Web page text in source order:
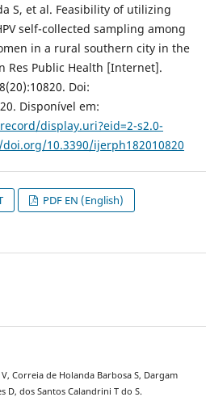
S, et al. Feasibility of utilizing
self-collected sampling among
in a rural southern city in the
Res Public Health [Internet].
Doi:
Disponível em:
display.uri?eid=2-s2.0-
10.3390/ijerph182010820
PDF EN (English)
Correia de Holanda Barbosa S, Dargam
D, dos Santos Calandrini T do S.